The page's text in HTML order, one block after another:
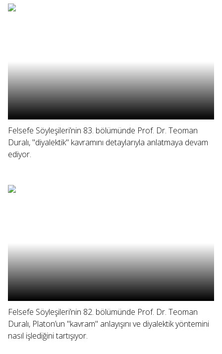
Felsefe Söyleşileri’nin 83. bölümünde Prof. Dr. Teoman
Duralı, "diyalektik" kavramını detaylarıyla anlatmaya devam
ediyor.
Felsefe Söyleşileri’nin 82. bölümünde Prof. Dr. Teoman
Duralı, Platon’un "kavram" anlayışını ve diyalektik yöntemini
nasıl işlediğini tartışıyor.